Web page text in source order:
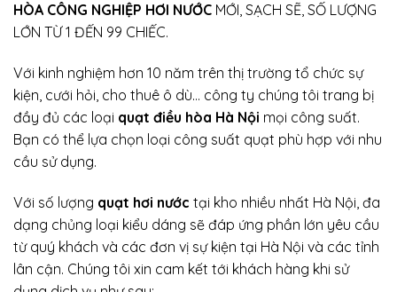
HÒA CÔNG NGHIỆP HƠI NƯỚC MỚI, SẠCH SẼ, SỐ LƯỢNG
LỚN TỪ 1 ĐẾN 99 CHIẾC.
Với kinh nghiệm hơn 10 năm trên thị trường tổ chức sự
kiện, cưới hỏi, cho thuê ô dù… công ty chúng tôi trang bị
đầy đủ các loại quạt điều hòa Hà Nội mọi công suất.
Bạn có thể lựa chọn loại công suất quạt phù hợp với nhu
cầu sử dụng.
Với số lượng quạt hơi nước tại kho nhiều nhất Hà Nội, đa
dạng chủng loại kiểu dáng sẽ đáp ứng phần lớn yêu cầu
từ quý khách và các đơn vị sự kiện tại Hà Nội và các tỉnh
lân cận. Chúng tôi xin cam kết tới khách hàng khi sử